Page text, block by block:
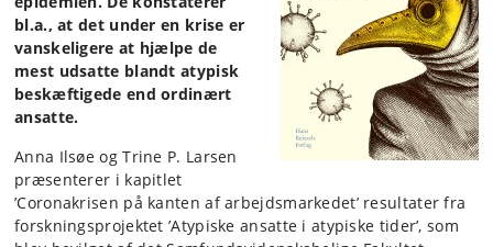
bl.a., at det under en krise er
vanskeligere at hjælpe de
mest udsatte blandt atypisk
beskæftigede end ordinært
ansatte.
Anna Ilsøe og Trine P. Larsen
præsenterer i kapitlet
’Coronakrisen på kanten af arbejdsmarkedet’ resultater fra
forskningsprojektet ’Atypiske ansatte i atypiske tider’, som